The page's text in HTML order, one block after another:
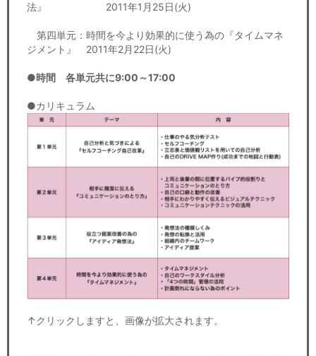
法』 2011年1月25日(火)
第四単元：時間を今より効果的に使う為の『タイムマネ
ジメント』 2011年2月22日(火)
●時間 各単元共に9:00～17:00
●カリキュラム
↑クリックしますと、画像が拡大されます。